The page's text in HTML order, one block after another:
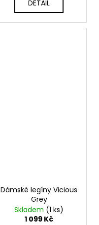
DETAIL
Dámské legíny Vicious
Grey
Skladem (1 ks)
1 099 Kč